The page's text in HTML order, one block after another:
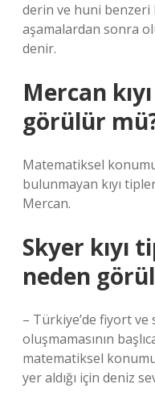
derin ve huni benzeri
aşamalardan sonra
denir.
Mercan
görülür
Matematiksel
bulunmayan kıyı
Mercan.
Skyer kıyı
neden
– Türkiye’de fiyort ve
oluşmamasının
matematiksel
yer aldığı için deniz